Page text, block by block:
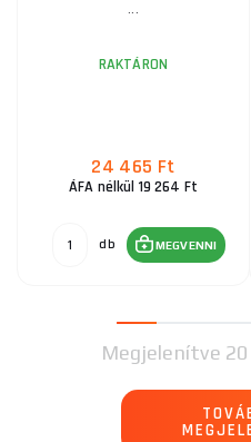
...
RAKTÁRON
24 465 Ft
ÁFA nélkül 19 264 Ft
db MEGVENNI
Megjelenítve